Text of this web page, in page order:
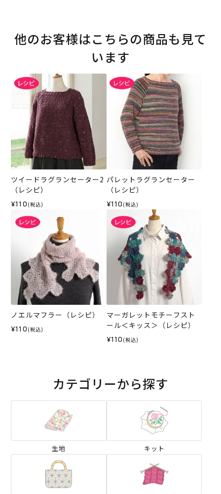
他のお客様はこちらの商品も見て
います
ツイードラグランセーター2
（レシピ）
¥110 (税込)
パレットラグランセーター
（レシピ）
¥110 (税込)
ノエルマフラー（レシピ）
¥110 (税込)
マーガレットモチーフスト
ール＜キッス＞（レシピ）
¥110 (税込)
カテゴリーから探す
生地 キット